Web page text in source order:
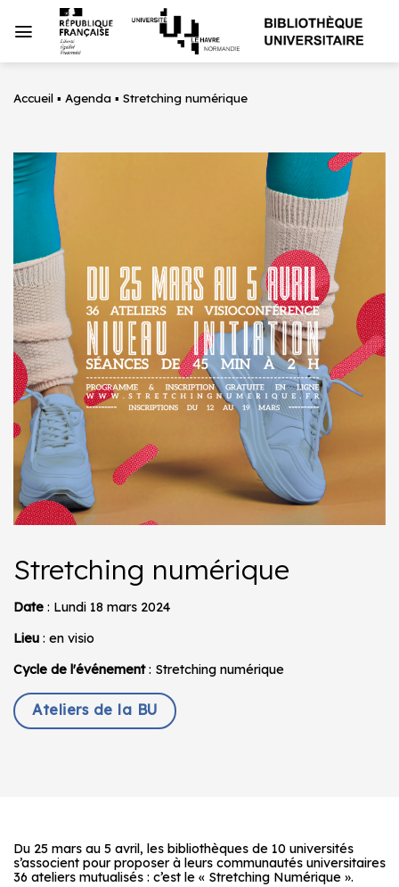
au
Accueil ▪ Agenda ▪ Stretching numérique
Stretching numérique
Date : Lundi 18 mars 2024
Lieu : en visio
Cycle de l'événement: Stretching numérique
Ateliers de la BU
Du 25 mars au 5 avril, les bibliothèques de 10 universités
s’associent pour proposer à leurs communautés universitaires
36 ateliers mutualisés : c’est le « Stretching Numérique ».